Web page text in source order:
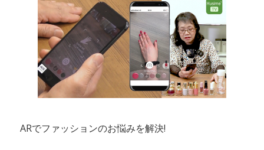
ARでファッションのお悩みを解決!